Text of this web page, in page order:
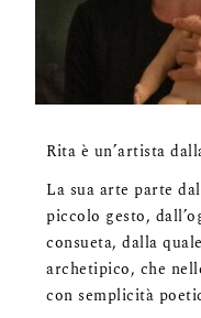
Rita è un’artista
La sua arte parte
piccolo gesto,
consueta, dalla
archetipico, che
con semplicità